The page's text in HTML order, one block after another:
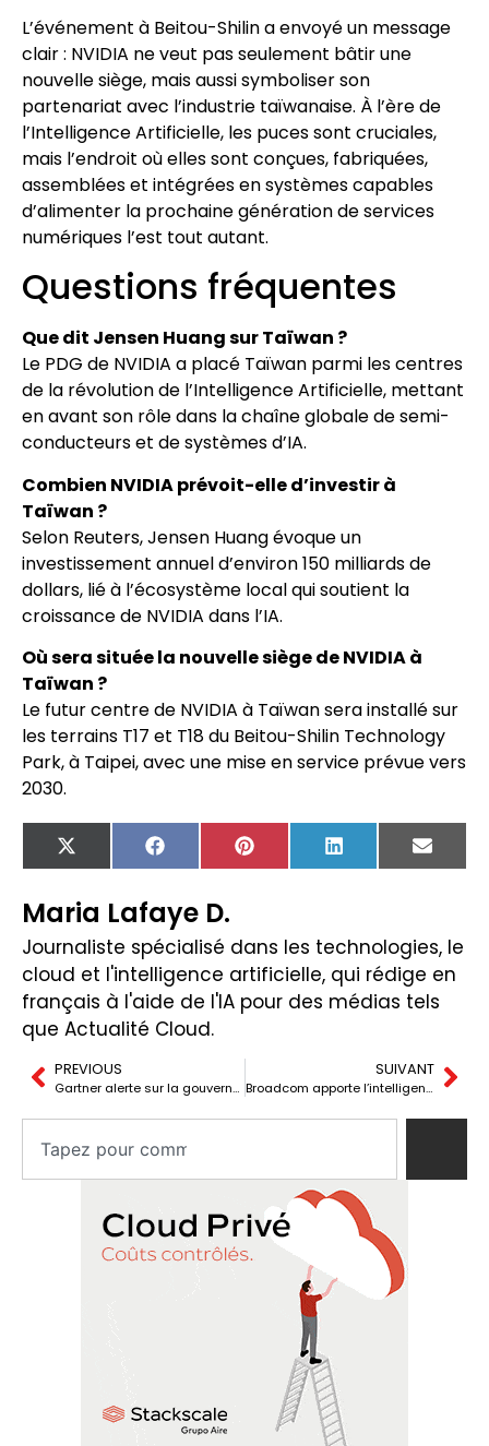
L’événement à Beitou-Shilin a envoyé un message
clair : NVIDIA ne veut pas seulement bâtir une
nouvelle siège, mais aussi symboliser son
partenariat avec l’industrie taïwanaise. À l’ère de
l’Intelligence Artificielle, les puces sont cruciales,
mais l’endroit où elles sont conçues, fabriquées,
assemblées et intégrées en systèmes capables
d’alimenter la prochaine génération de services
numériques l’est tout autant.
Questions fréquentes
Que dit Jensen Huang sur Taïwan ?
Le PDG de NVIDIA a placé Taïwan parmi les centres
de la révolution de l’Intelligence Artificielle, mettant
en avant son rôle dans la chaîne globale de semi-
conducteurs et de systèmes d’IA.
Combien NVIDIA prévoit-elle d’investir à
Taïwan ?
Selon Reuters, Jensen Huang évoque un
investissement annuel d’environ 150 milliards de
dollars, lié à l’écosystème local qui soutient la
croissance de NVIDIA dans l’IA.
Où sera située la nouvelle siège de NVIDIA à
Taïwan ?
Le futur centre de NVIDIA à Taïwan sera installé sur
les terrains T17 et T18 du Beitou-Shilin Technology
Park, à Taipei, avec une mise en service prévue vers
2030.
X
(Twitter)
FacebookPinterest LinkedIn Email
Maria Lafaye D.
Journaliste spécialisé dans les technologies, le
cloud et l'intelligence artificielle, qui rédige en
français à l'aide de l'IA pour des médias tels
que Actualité Cloud.
PREVIOUS
Gartner alerte sur la gouvernance des agents d’intelligence artificielle
SUIVANT
Broadcom apporte l’intelligence artificielle au routeur en fibre avec 50G PON